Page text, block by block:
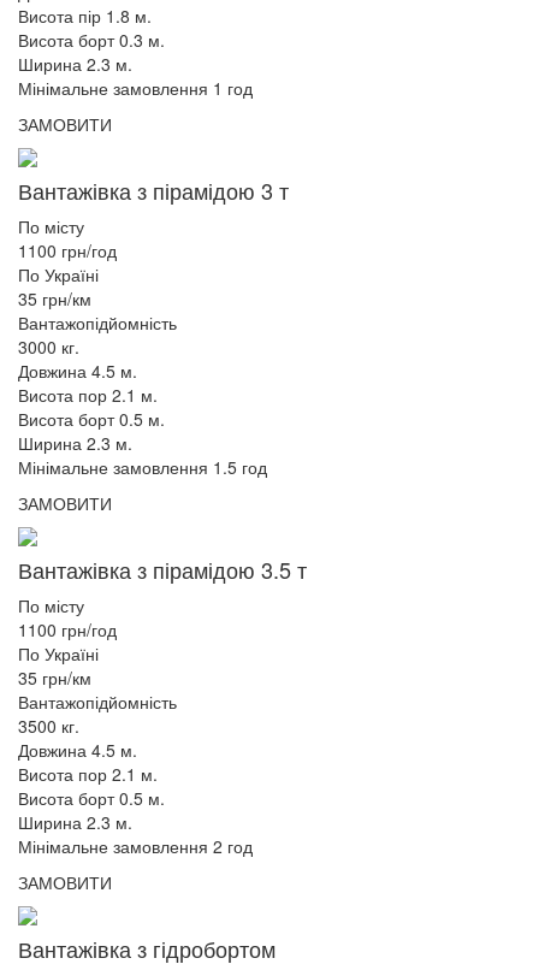
Висота пір 1.8 м.
Висота борт 0.3 м.
Ширина 2.3 м.
Мінімальне замовлення 1 год
ЗАМОВИТИ
Вантажівка з пірамідою 3 т
По місту
1100 грн/год
По Україні
35 грн/км
Вантажопідйомність
3000 кг.
Довжина 4.5 м.
Висота пор 2.1 м.
Висота борт 0.5 м.
Ширина 2.3 м.
Мінімальне замовлення 1.5 год
ЗАМОВИТИ
Вантажівка з пірамідою 3.5 т
По місту
1100 грн/год
По Україні
35 грн/км
Вантажопідйомність
3500 кг.
Довжина 4.5 м.
Висота пор 2.1 м.
Висота борт 0.5 м.
Ширина 2.3 м.
Мінімальне замовлення 2 год
ЗАМОВИТИ
Вантажівка з гідробортом